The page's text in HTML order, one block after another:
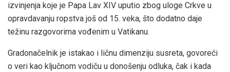
izvinjenja koje je Papa Lav XIV uputio zbog uloge Crkve u
opravdavanju ropstva još od 15. veka, što dodatno daje
težinu razgovorima vođenim u Vatikanu.
Gradonačelnik je istakao i ličnu dimenziju susreta, govoreći
o veri kao ključnom vodiču u donošenju odluka, čak i kada